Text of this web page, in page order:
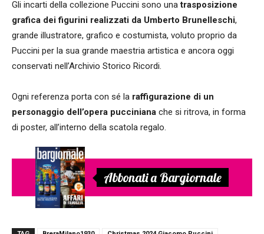
Gli incarti della collezione Puccini sono unatrasposizione
grafica dei figurini realizzati da Umberto Brunelleschi,
grande illustratore, grafico e costumista, voluto proprio da
Puccini per la sua grande maestria artistica e ancora oggi
conservati nell’Archivio Storico Ricordi.
Ogni referenza porta con sé la raffigurazione di un
personaggio dell’opera pucciniana che si ritrova, in forma
di poster, all’interno della scatola regalo.
Abbonati a Bargiornale